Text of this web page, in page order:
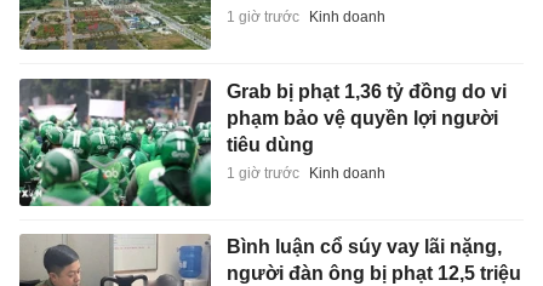
1 giờ trước Kinh doanh
Grab bị phạt 1,36 tỷ đồng do vi
phạm bảo vệ quyền lợi người
tiêu dùng
1 giờ trước Kinh doanh
Bình luận cổ súy vay lãi nặng,
người đàn ông bị phạt 12,5 triệu